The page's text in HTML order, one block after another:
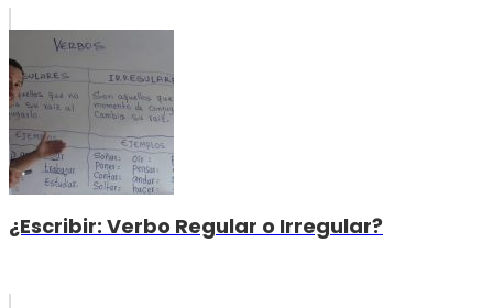
¿Escribir: Verbo Regular o Irregular?